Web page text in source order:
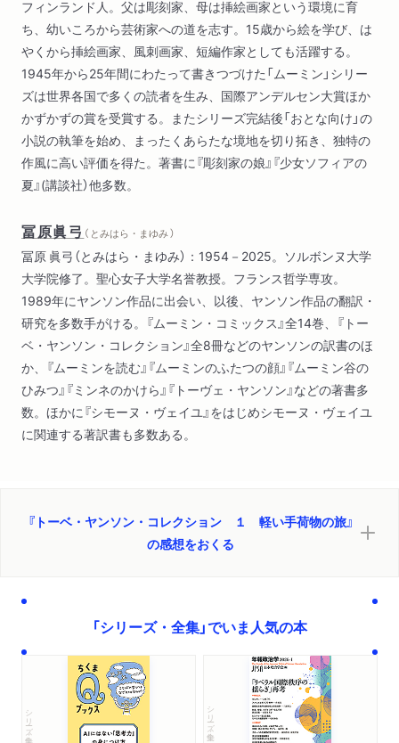
フィンランド人。父は彫刻家、母は挿絵画家という環境に育
ち、幼いころから芸術家への道を志す。15歳から絵を学び、は
やくから挿絵画家、風刺画家、短編作家としても活躍する。
1945年から25年間にわたって書きつづけた「ムーミン」シリー
ズは世界各国で多くの読者を生み、国際アンデルセン大賞ほか
かずかずの賞を受賞する。またシリーズ完結後「おとな向け」の
小説の執筆を始め、まったくあらたな境地を切り拓き、独特の
作風に高い評価を得た。著書に『彫刻家の娘』『少女ソフィアの
夏』(講談社）他多数。
冨原眞弓 （ とみはら・まゆみ ）
冨原 眞弓（とみはら・まゆみ）：1954－2025。ソルボンヌ大学
大学院修了。聖心女子大学名誉教授。フランス哲学専攻。
1989年にヤンソン作品に出会い、以後、ヤンソン作品の翻訳・
研究を多数手がける。『ムーミン・コミックス』全14巻、『トー
ベ・ヤンソン・コレクション』全8冊などのヤンソンの訳書のほ
か、『ムーミンを読む』『ムーミンのふたつの顔』『ムーミン谷の
ひみつ』『ミンネのかけら』『トーヴェ・ヤンソン』などの著書多
数。ほかに『シモーヌ・ヴェイユ』をはじめシモーヌ・ヴェイユ
に関連する著訳書も多数ある。
『トーベ・ヤンソン・コレクション １ 軽い手荷物の旅』
の感想をおくる
「シリーズ・全集」でいま人気の本
シリーズ・全集 シリーズ・全集